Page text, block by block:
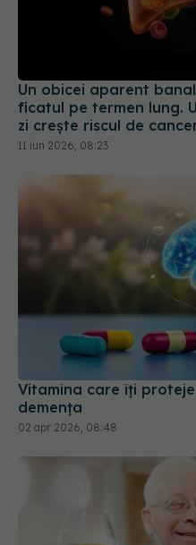
Un obicei aparent
ficatul pe termen lung.
zi crește riscul de
11 iun 2026, 08:23
Vitamina care îți
demența
02 apr 2026, 08:48